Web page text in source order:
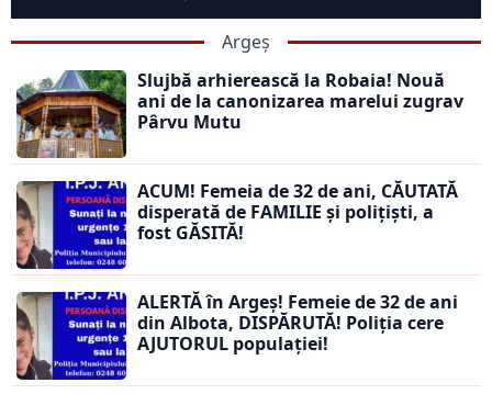
Argeș
Slujbă arhierească la Robaia! Nouă
ani de la canonizarea marelui zugrav
Pârvu Mutu
ACUM! Femeia de 32 de ani, CĂUTATĂ
disperată de FAMILIE și polițiști, a
fost GĂSITĂ!
ALERTĂ în Argeș! Femeie de 32 de ani
din Albota, DISPĂRUTĂ! Poliția cere
AJUTORUL populației!